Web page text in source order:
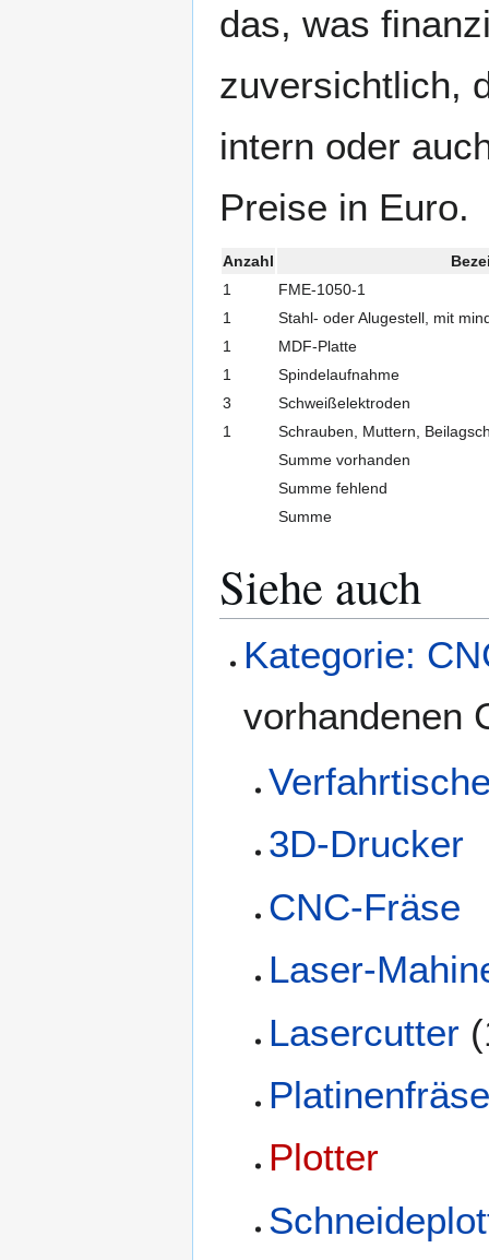
das, was
zuversichtlich,
intern oder
Preise in Euro.
Anzahl
1
FME-1050-1
1
Stahl- oder Alugestell, mit
1
MDF-Platte
1
Spindelaufnahme
3
Schweißelektroden
1
Schrauben, Muttern,
Summe vorhanden
Summe fehlend
Summe
Siehe auch
Kategorie:
vorhandenen
3D-Drucker
CNC-Fräse
Laser-
Lasercutter
Platinenfräse
Plotter